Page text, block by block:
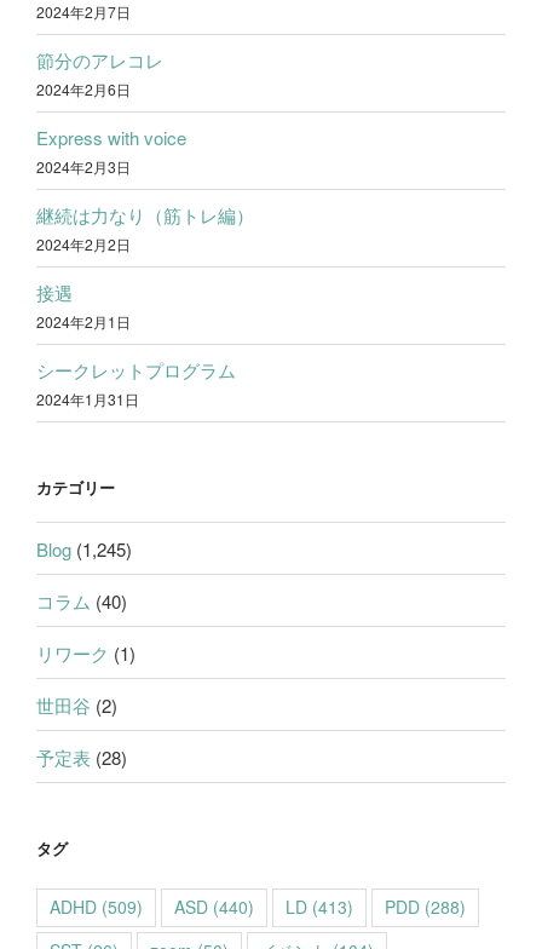
2024年2月7日
節分のアレコレ
2024年2月6日
Express with voice
2024年2月3日
継続は力なり（筋トレ編）
2024年2月2日
接遇
2024年2月1日
シークレットプログラム
2024年1月31日
カテゴリー
Blog (1,245)
コラム (40)
リワーク (1)
世田谷 (2)
予定表 (28)
タグ
ADHD (509) ASD (440) LD (413) PDD (288)